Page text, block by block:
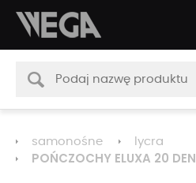
samonośne lycra
POŃCZOCHY ELUXA 20 DEN